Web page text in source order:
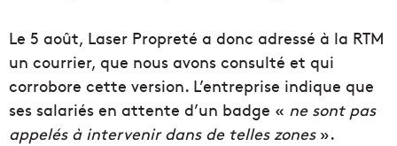
Le 5 août, Laser Propreté a donc adressé à la RTM
un courrier, que nous avons consulté et qui
corrobore cette version. L’entreprise indique que
ses salariés en attente d’un badge « ne sont pas
appelés à intervenir dans de telles zones».